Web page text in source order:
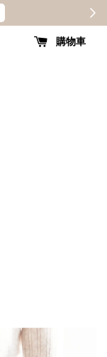
購物車